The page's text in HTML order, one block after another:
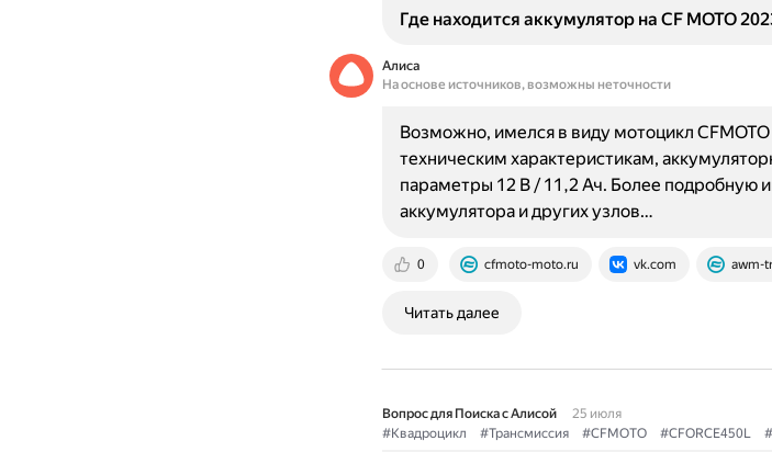
Где находится аккумулятор на CF MOTO
Алиса
На основе источников, возможны неточности
0 cfmoto-moto.ru vk.com awm-
Возможно, имелся в виду мотоцикл
техническим характеристикам,
параметры 12 В / 11,2 Ач. Более подробную
аккумулятора и других узлов…
Читать далее
Вопрос для Поиска с Алисой
25 июля
#Квадроцикл
#Трансмиссия #CFMOTO #CFORCE450L